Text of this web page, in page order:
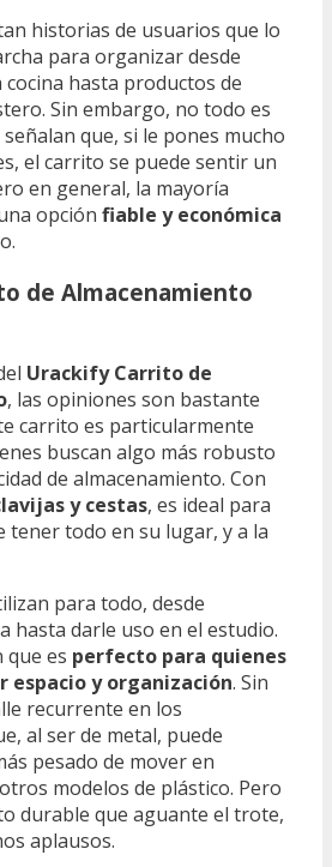
historias de usuarios que lo
para organizar desde
hasta productos de
Sin embargo, no todo es
que, si le pones mucho
el carrito se puede sentir un
en general, la mayoría
opción fiable y económica
de Almacenamiento
Urackify Carrito de
, las opiniones son bastante
carrito es particularmente
buscan algo más robusto
de almacenamiento. Con
y cestas, es ideal para
tener todo en su lugar, y a la
para todo, desde
hasta darle uso en el estudio.
que es perfecto para quienes
espacio y organización. Sin
recurrente en los
al ser de metal, puede
pesado de mover en
modelos de plástico. Pero
durable que aguante el trote,
aplausos.